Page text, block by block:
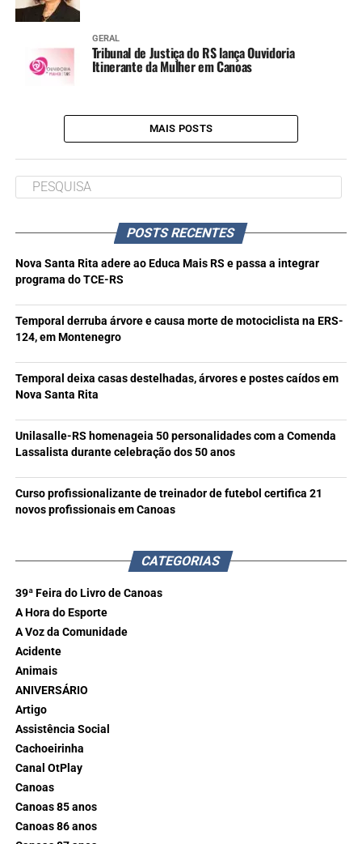
GERAL
Tribunal de Justiça do RS lança Ouvidoria
Itinerante da Mulher em Canoas
MAIS POSTS
POSTS RECENTES
Nova Santa Rita adere ao Educa Mais RS e passa a integrar
programa do TCE-RS
Temporal derruba árvore e causa morte de motociclista na ERS-
124, em Montenegro
Temporal deixa casas destelhadas, árvores e postes caídos em
Nova Santa Rita
Unilasalle-RS homenageia 50 personalidades com a Comenda
Lassalista durante celebração dos 50 anos
Curso profissionalizante de treinador de futebol certifica 21
novos profissionais em Canoas
CATEGORIAS
39ª Feira do Livro de Canoas
A Hora do Esporte
A Voz da Comunidade
Acidente
Animais
ANIVERSÁRIO
Artigo
Assistência Social
Cachoeirinha
Canal OtPlay
Canoas
Canoas 85 anos
Canoas 86 anos